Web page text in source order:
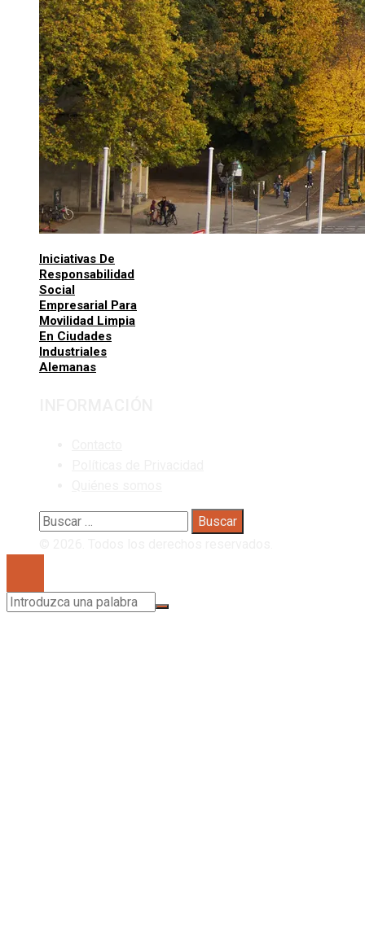
Iniciativas De
Responsabilidad
Social
Empresarial Para
Movilidad Limpia
En Ciudades
Industriales
Alemanas
Buscar: